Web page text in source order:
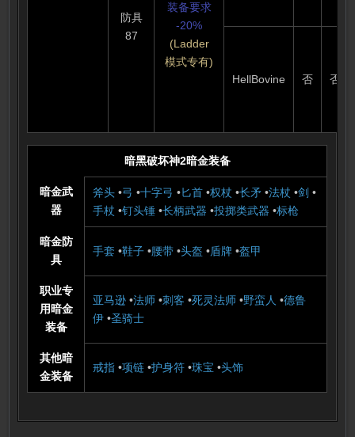
装备要求
-20%
(Ladder
模式专有)
防具
87
HellBovine 否 否
暗黑破坏神2暗金装备
暗金武
器
斧头 •弓 •十字弓 •匕首 •权杖 •长矛 •法杖 •剑 •
手杖 •钉头锤 •长柄武器 •投掷类武器 •标枪
暗金防
具
手套 •鞋子 •腰带 •头盔 •盾牌 •盔甲
职业专
用暗金
装备
亚马逊 •法师 •刺客 •死灵法师 •野蛮人 •德鲁
伊 •圣骑士
其他暗
金装备
戒指 •项链 •护身符 •珠宝 •头饰